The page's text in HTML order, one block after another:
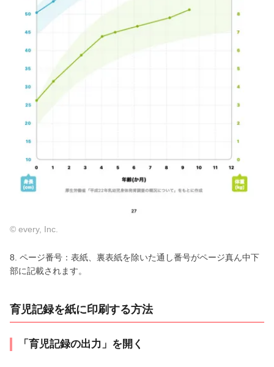
© every, Inc.
8. ページ番号：表紙、裏表紙を除いた通し番号がページ真ん中下
部に記載されます。
育児記録を紙に印刷する方法
「育児記録の出力」を開く